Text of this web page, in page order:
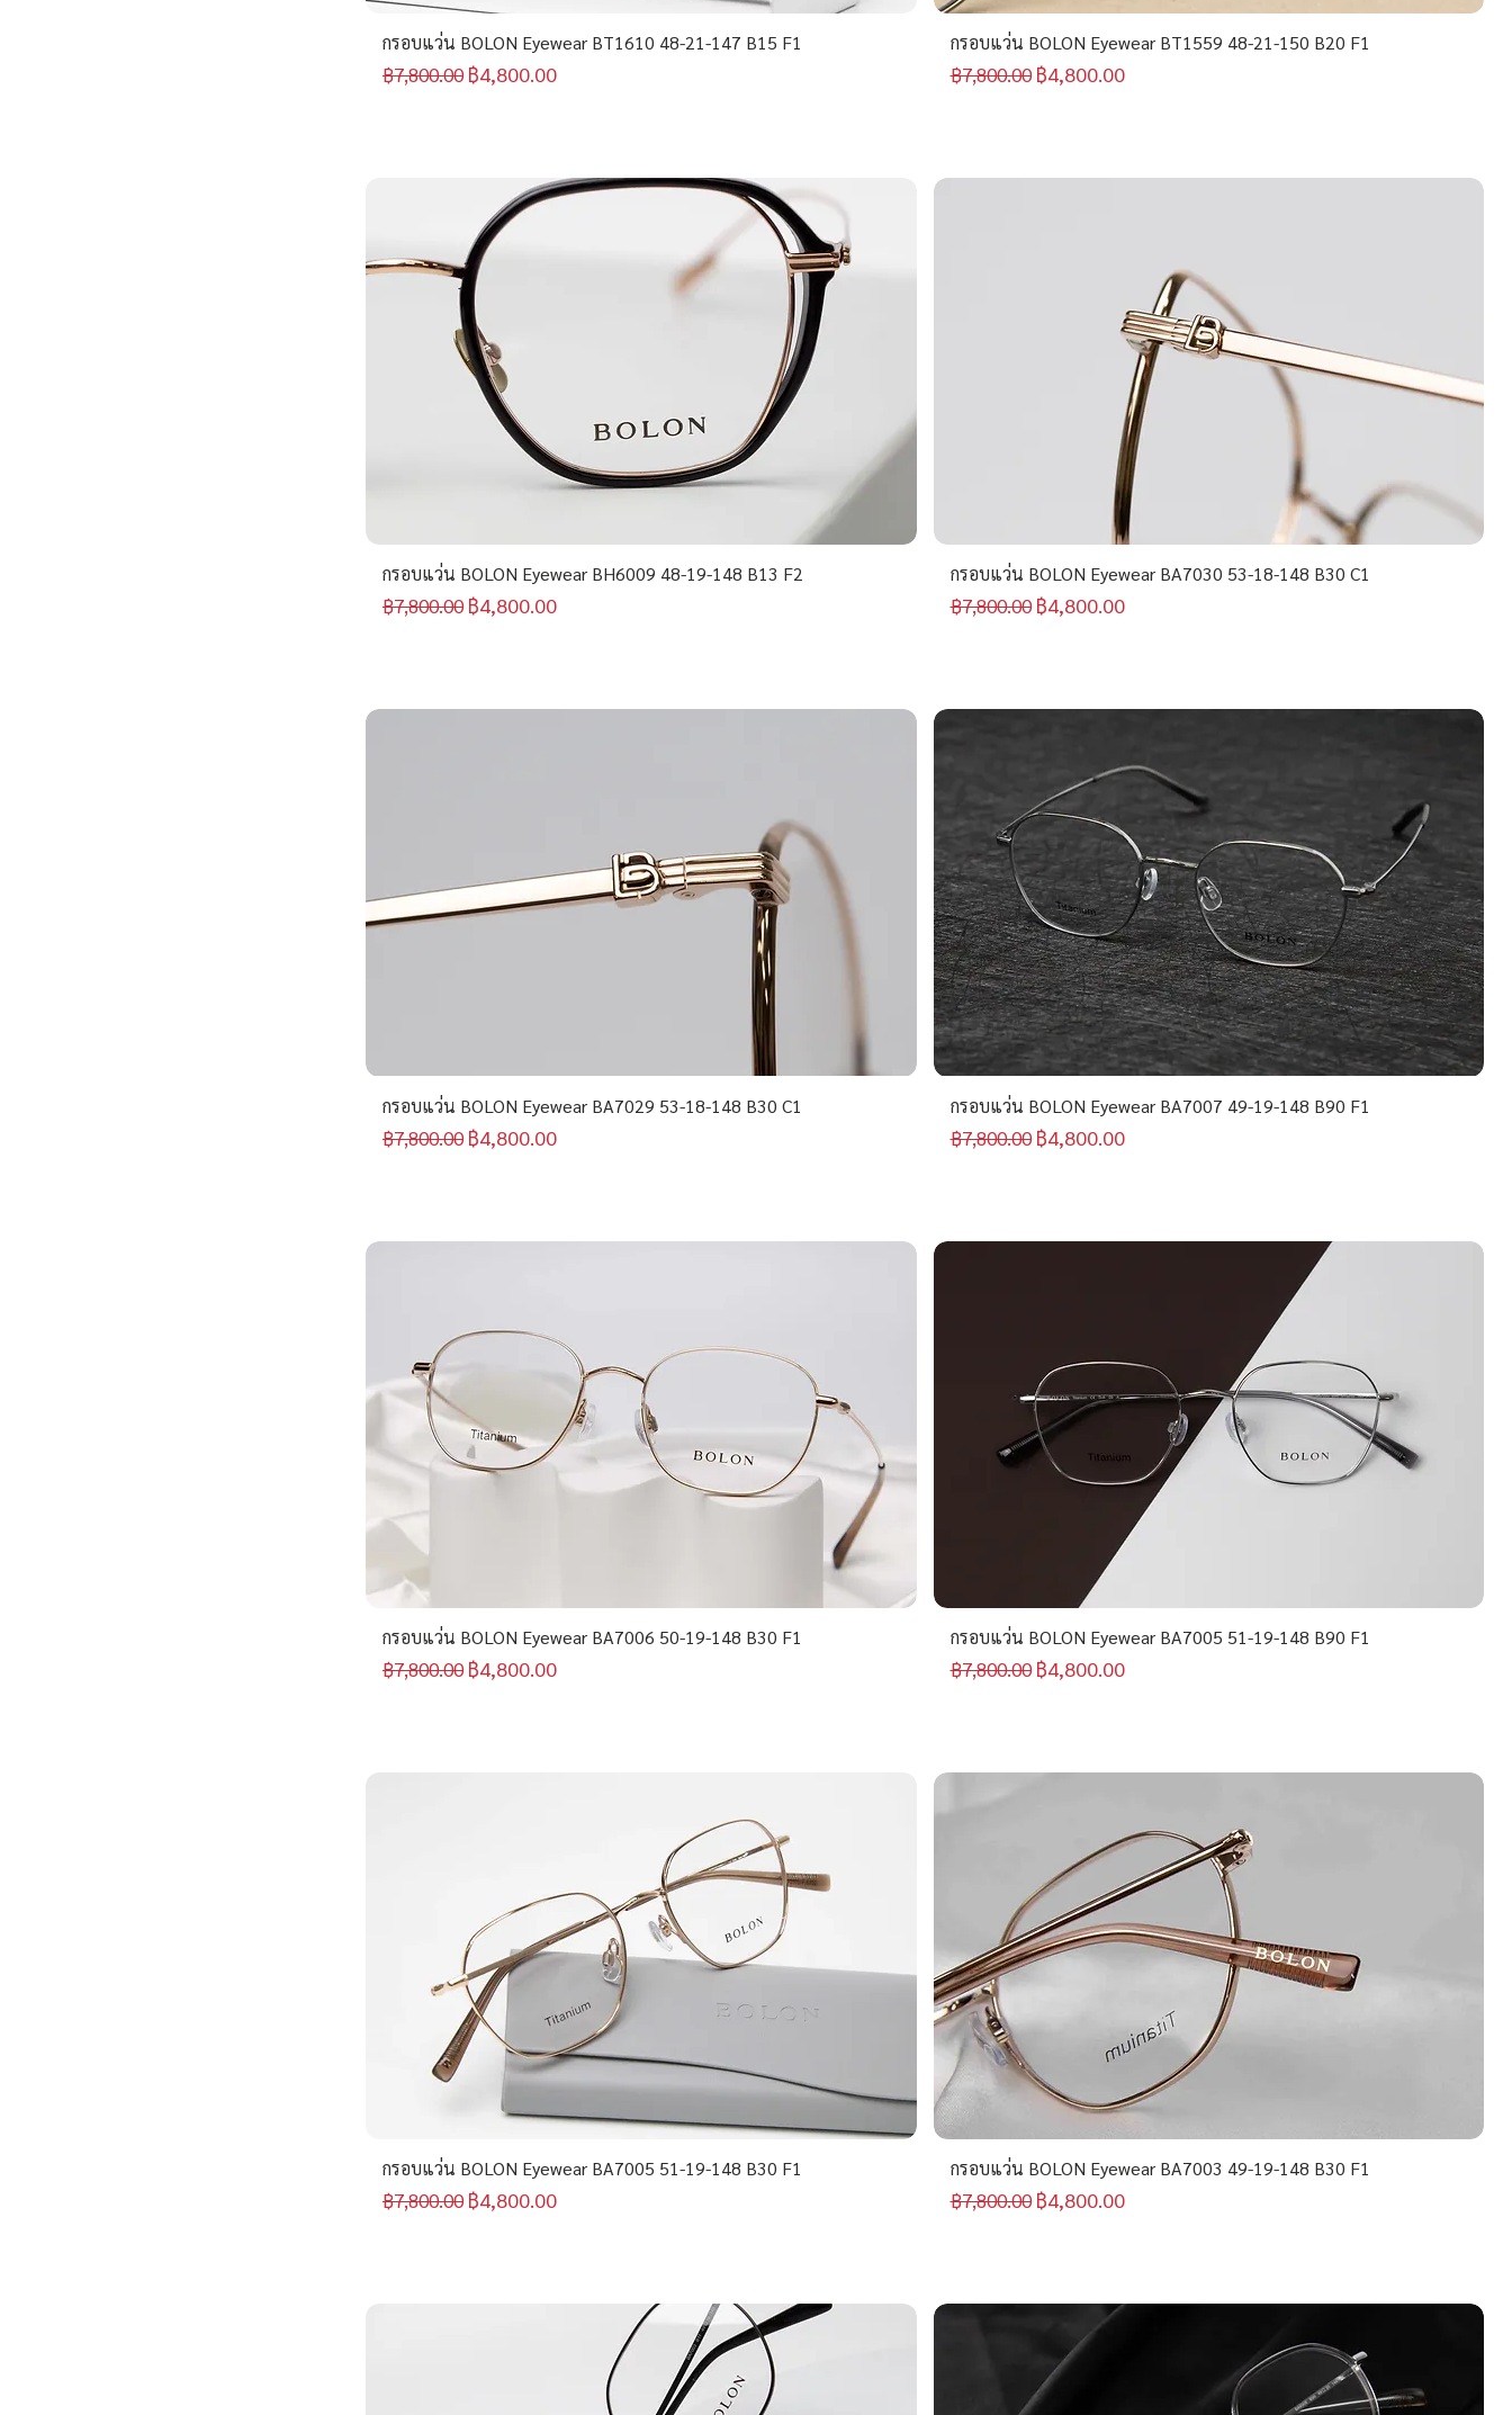
กรอบแว่น BOLON Eyewear BT1610 48-21-147 B15 F1
ราคาปกติ
฿7,800.00 ราคาขายลด
฿4,800.00
กรอบแว่น BOLON Eyewear BT1559 48-21-150 B20 F1
ราคาปกติ
฿7,800.00 ราคาขายลด
฿4,800.00
กรอบแว่น BOLON Eyewear BH6009 48-19-148 B13 F2
ราคาปกติ
฿7,800.00 ราคาขายลด
฿4,800.00
กรอบแว่น BOLON Eyewear BA7030 53-18-148 B30 C1
ราคาปกติ
฿7,800.00 ราคาขายลด
฿4,800.00
กรอบแว่น BOLON Eyewear BA7029 53-18-148 B30 C1
ราคาปกติ
฿7,800.00 ราคาขายลด
฿4,800.00
กรอบแว่น BOLON Eyewear BA7007 49-19-148 B90 F1
ราคาปกติ
฿7,800.00 ราคาขายลด
฿4,800.00
กรอบแว่น BOLON Eyewear BA7006 50-19-148 B30 F1
ราคาปกติ
฿7,800.00 ราคาขายลด
฿4,800.00
กรอบแว่น BOLON Eyewear BA7005 51-19-148 B90 F1
ราคาปกติ
฿7,800.00 ราคาขายลด
฿4,800.00
กรอบแว่น BOLON Eyewear BA7005 51-19-148 B30 F1
ราคาปกติ
฿7,800.00 ราคาขายลด
฿4,800.00
กรอบแว่น BOLON Eyewear BA7003 49-19-148 B30 F1
ราคาปกติ
฿7,800.00 ราคาขายลด
฿4,800.00